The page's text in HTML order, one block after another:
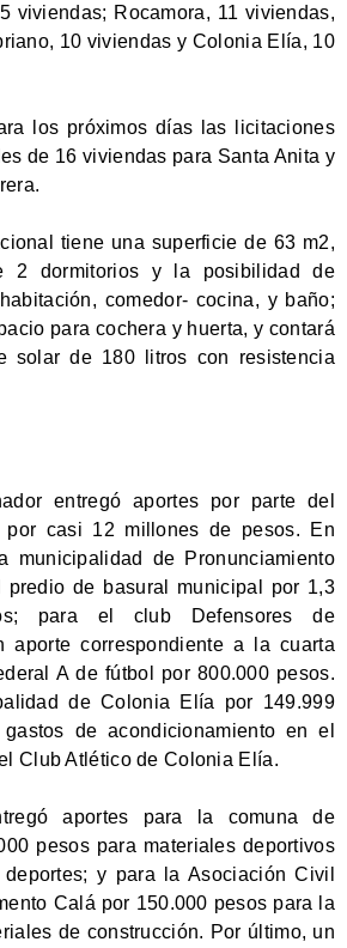
viviendas; Rocamora, 11 viviendas,
10 viviendas y Colonia Elía, 10
los próximos días las licitaciones
de 16 viviendas para Santa Anita y
tiene una superficie de 63 m2,
2 dormitorios y la posibilidad de
comedor- cocina, y baño;
para cochera y huerta, y contará
solar de 180 litros con resistencia
entregó aportes por parte del
por casi 12 millones de pesos. En
municipalidad de Pronunciamiento
predio de basural municipal por 1,3
para el club Defensores de
aporte correspondiente a la cuarta
A de fútbol por 800.000 pesos.
de Colonia Elía por 149.999
de acondicionamiento en el
Club Atlético de Colonia Elía.
aportes para la comuna de
pesos para materiales deportivos
y para la Asociación Civil
Calá por 150.000 pesos para la
de construcción. Por último, un